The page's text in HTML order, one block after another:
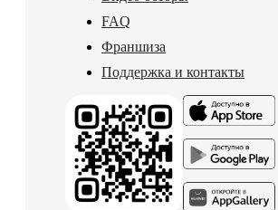
FAQ
Франшиза
Поддержка и контакты